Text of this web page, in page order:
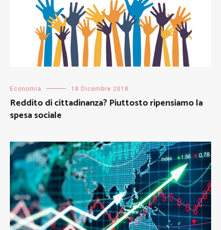
Economia 18 Dicembre 2018
Reddito di cittadinanza? Piuttosto ripensiamo la
spesa sociale